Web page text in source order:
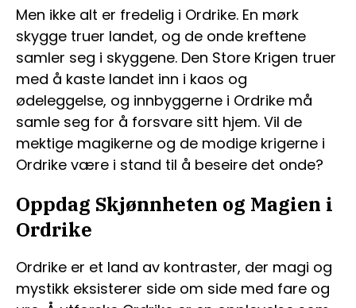
Men ikke alt er fredelig i Ordrike. En mørk
skygge truer landet, og de onde kreftene
samler seg i skyggene. Den Store Krigen truer
med å kaste landet inn i kaos og
ødeleggelse, og innbyggerne i Ordrike må
samle seg for å forsvare sitt hjem. Vil de
mektige magikerne og de modige krigerne i
Ordrike være i stand til å beseire det onde?
Oppdag Skjønnheten og Magien i
Ordrike
Ordrike er et land av kontraster, der magi og
mystikk eksisterer side om side med fare og